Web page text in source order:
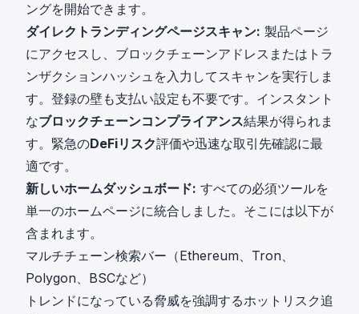
ングを開始できます。
ダイレクトランディングページスキャン: 製品ページ
にアクセスし、ブロックチェーンアドレスまたはトラ
ンザクションハッシュを入力してスキャンを実行しま
す。登録の壁も支払い設定も不要です。インスタント
なブロックチェーンコンプライアンス結果が得られま
す。緊急のDeFiリスク評価や迅速な取引先確認に最
適です。
新しいホームダッシュボード: すべての必須ツールを
単一のホームページに統合しました。そこには以下が
含まれます。
マルチチェーン検索バー（Ethereum、Tron、
Polygon、BSCなど）
トレンドになっている脅威を強調するホットリスク追